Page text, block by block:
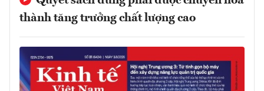
thành tăng trưởng chất lượng cao